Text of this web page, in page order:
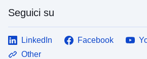
Seguici su
LinkedIn Facebook
Other